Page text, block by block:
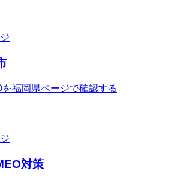
福岡県ページで確認する
対策